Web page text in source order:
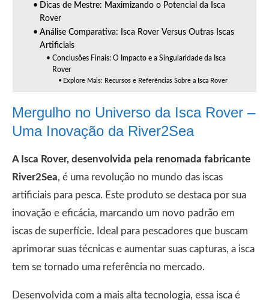
Dicas de Mestre: Maximizando o Potencial da Isca
Rover
Análise Comparativa: Isca Rover Versus Outras Iscas
Artificiais
Conclusões Finais: O Impacto e a Singularidade da Isca
Rover
Explore Mais: Recursos e Referências Sobre a Isca Rover
Mergulho no Universo da Isca Rover –
Uma Inovação da River2Sea
A Isca Rover, desenvolvida pela renomada fabricante
River2Sea, é uma revolução no mundo das iscas
artificiais para pesca. Este produto se destaca por sua
inovação e eficácia, marcando um novo padrão em
iscas de superfície. Ideal para pescadores que buscam
aprimorar suas técnicas e aumentar suas capturas, a isca
tem se tornado uma referência no mercado.
Desenvolvida com a mais alta tecnologia, essa isca é